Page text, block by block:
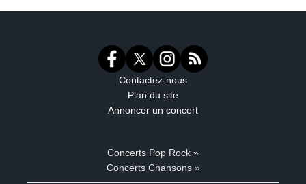
Contactez-nous
Plan du site
Annoncer un concert
Concerts Pop Rock »
Concerts Chansons »